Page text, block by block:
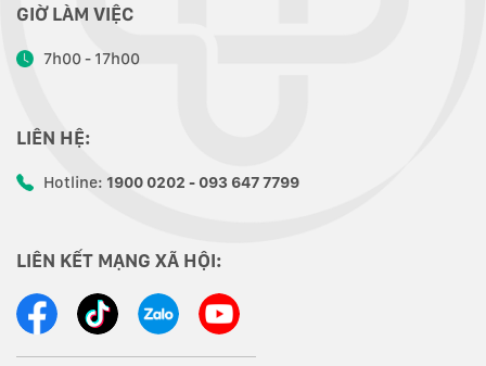
GIỜ LÀM VIỆC
7h00 - 17h00
LIÊN HỆ:
Hotline: 1900 0202 - 093 647 7799
LIÊN KẾT MẠNG XÃ HỘI: